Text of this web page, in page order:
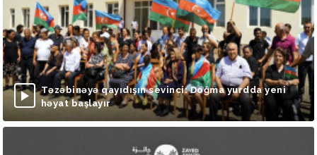
Təzəbinəyə qayıdışın sevinci: Doğma yurdda yeni
həyat başlayır